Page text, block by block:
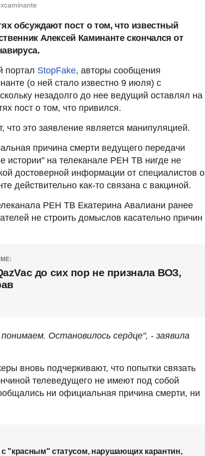
обсуждают пост о том, что известный
Алексей Каминанте скончался от
портал StopFake, авторы сообщения
(о ней стало известно 9 июля) с
незадолго до нее ведущий оставлял на
пост о том, что привился.
что это заявление является манипуляцией.
причина смерти ведущего передачи
истории" на телеканале РЕН ТВ нигде не
достоверной информации от специалистов о
действительно как-то связана с вакциной.
РЕН ТВ Екатерина Авалиани ранее
не строить домыслов касательно причин
до сих пор не признала ВОЗ,
Остановилось сердце", - заявила
вновь подчеркивают, что попытки связать
телеведущего не имеют под собой
ни официальная причина смерти, ни
с "красным" статусом, нарушающих карантин,